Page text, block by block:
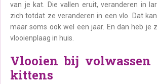
van je kat. Die vallen eruit, veranderen in
zich totdat ze veranderen in een vlo. Dat
maar soms ook wel een jaar. En dan heb je
vlooienplaag in huis.
Vlooien bij volwassen
kittens